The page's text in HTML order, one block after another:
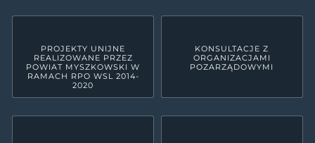
PROJEKTY UNIJNE
REALIZOWANE PRZEZ
POWIAT MYSZKOWSKI W
RAMACH RPO WSL 2014-
2020
KONSULTACJE Z
ORGANIZACJAMI
POZARZĄDOWYMI